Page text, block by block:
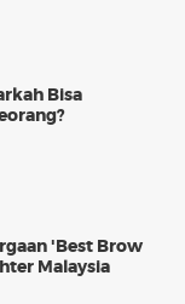
Bisa
'Best Brow
Malaysia